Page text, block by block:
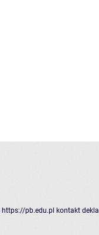
https://pb.edu.pl kontakt